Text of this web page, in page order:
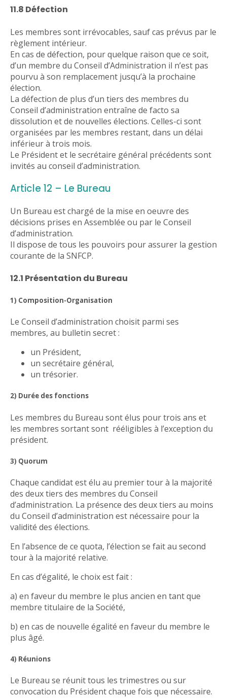
11.8 Défection
Les membres sont irrévocables, sauf cas prévus par le
règlement intérieur.
En cas de défection, pour quelque raison que ce soit,
d’un membre du Conseil d’Administration il n’est pas
pourvu à son remplacement jusqu’à la prochaine
élection.
La défection de plus d’un tiers des membres du
Conseil d’administration entraîne de facto sa
dissolution et de nouvelles élections. Celles-ci sont
organisées par les membres restant, dans un délai
inférieur à trois mois.
Le Président et le secrétaire général précédents sont
invités au conseil d’administration.
Article 12 – Le Bureau
Un Bureau est chargé de la mise en oeuvre des
décisions prises en Assemblée ou par le Conseil
d’administration.
Il dispose de tous les pouvoirs pour assurer la gestion
courante de la SNFCP.
12.1 Présentation du Bureau
1) Composition-Organisation
Le Conseil d’administration choisit parmi ses
membres, au bulletin secret :
un Président,
un secrétaire général,
un trésorier.
2) Durée des fonctions
Les membres du Bureau sont élus pour trois ans et
les membres sortant sont rééligibles à l’exception du
président.
3) Quorum
Chaque candidat est élu au premier tour à la majorité
des deux tiers des membres du Conseil
d’administration. La présence des deux tiers au moins
du Conseil d’administration est nécessaire pour la
validité des élections.
En l’absence de ce quota, l’élection se fait au second
tour à la majorité relative.
En cas d’égalité, le choix est fait :
a) en faveur du membre le plus ancien en tant que
membre titulaire de la Société,
b) en cas de nouvelle égalité en faveur du membre le
plus âgé.
4) Réunions
Le Bureau se réunit tous les trimestres ou sur
convocation du Président chaque fois que nécessaire.